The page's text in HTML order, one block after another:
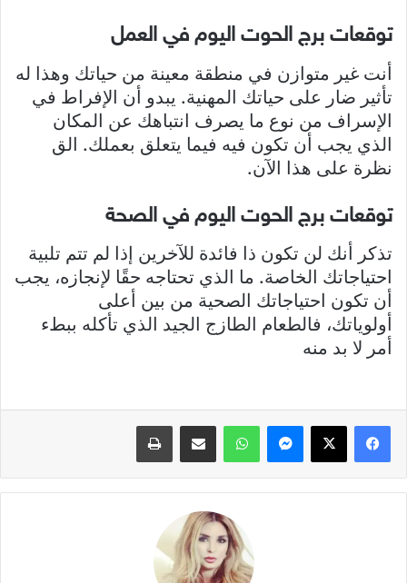
توقعات برج الحوت اليوم في العمل
أنت غير متوازن في منطقة معينة من حياتك وهذا له
تأثير ضار على حياتك المهنية. يبدو أن الإفراط في
الإسراف من نوع ما يصرف انتباهك عن المكان
الذي يجب أن تكون فيه فيما يتعلق بعملك. الق
نظرة على هذا الآن.
توقعات برج الحوت اليوم في الصحة
تذكر أنك لن تكون ذا فائدة للآخرين إذا لم تتم تلبية
احتياجاتك الخاصة. ما الذي تحتاجه حقًا لإنجازه، يجب
أن تكون احتياجاتك الصحية من بين أعلى
أولوياتك، فالطعام الطازج الجيد الذي تأكله ببطء
أمر لا بد منه
فيسبوك X ماسنجر واتساب مشاركة عبر البريد طباعة